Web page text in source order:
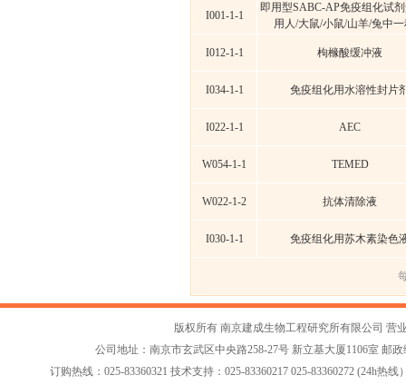
I001-1-1
即用型SABC-AP免疫组化试
用人/大鼠/小鼠/山羊/兔中
I012-1-1 枸橼酸缓冲液
I034-1-1 免疫组化用水溶性封片
I022-1-1 AEC
W054-1-1 TEMED
W022-1-2 抗体清除液
I030-1-1 免疫组化用苏木素染色
版权所有 南京建成生物工程研究所有限公司 营
公司地址：南京市玄武区中央路258-27号 新立基大厦1106室 邮政
订购热线：025-83360321 技术支持：025-83360217 025-83360272 (24h热